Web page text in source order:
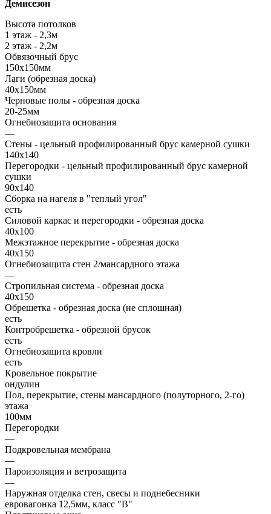
Демисезон
Высота потолков
1 этаж - 2,3м
2 этаж - 2,2м
Обвязочный брус
150х150мм
Лаги (обрезная доска)
40х150мм
Черновые полы - обрезная доска
20-25мм
Огнебиозащита основания
—
Стены - цельный профилированный брус камерной сушки
140х140
Перегородки - цельный профилированный брус камерной
сушки
90х140
Сборка на нагеля в "теплый угол"
есть
Силовой каркас и перегородки - обрезная доска
40х100
Межэтажное перекрытие - обрезная доска
40х150
Огнебиозащита стен 2/мансардного этажа
—
Стропильная система - обрезная доска
40х150
Обрешетка - обрезная доска (не сплошная)
есть
Контробрешетка - обрезной брусок
есть
Огнебиозащита кровли
есть
Кровельное покрытие
ондулин
Пол, перекрытие, стены мансардного (полуторного, 2-го)
этажа
100мм
Перегородки
—
Подкровельная мембрана
—
Пароизоляция и ветрозащита
—
Наружная отделка стен, свесы и поднебесники
евровагонка 12,5мм, класс "В"